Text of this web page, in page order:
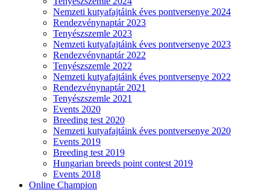
Nemzeti kutyafajtáink éves pontversenye 2024
Rendezvénynaptár 2023
Tenyészszemle 2023
Nemzeti kutyafajtáink éves pontversenye 2023
Rendezvénynaptár 2022
Tenyészszemle 2022
Nemzeti kutyafajtáink éves pontversenye 2022
Rendezvénynaptár 2021
Tenyészszemle 2021
Events 2020
Breeding test 2020
Nemzeti kutyafajtáink éves pontversenye 2020
Events 2019
Breeding test 2019
Hungarian breeds point contest 2019
Events 2018
Online Champion